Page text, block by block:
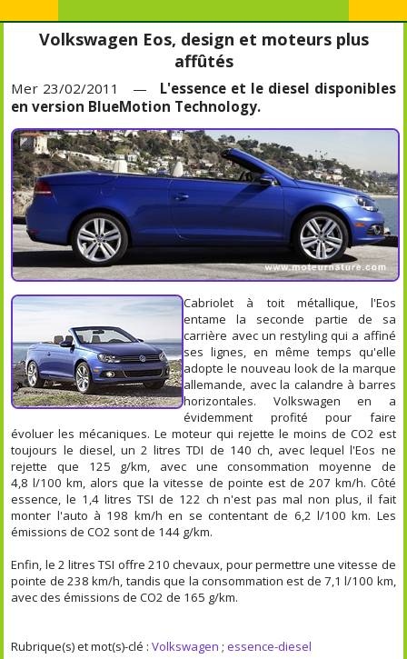
Volkswagen Eos, design et moteurs plus
affûtés
Mer 23/02/2011 — L'essence et le diesel disponibles
en version BlueMotion Technology.
Cabriolet à toit métallique, l'Eos
entame la seconde partie de sa
carrière avec un restyling qui a affiné
ses lignes, en même temps qu'elle
adopte le nouveau look de la marque
allemande, avec la calandre à barres
horizontales. Volkswagen en a
évidemment profité pour faire
évoluer les mécaniques. Le moteur qui rejette le moins de CO2 est
toujours le diesel, un 2 litres TDI de 140 ch, avec lequel l'Eos ne
rejette que 125 g/km, avec une consommation moyenne de
4,8 l/100 km, alors que la vitesse de pointe est de 207 km/h. Côté
essence, le 1,4 litres TSI de 122 ch n'est pas mal non plus, il fait
monter l'auto à 198 km/h en se contentant de 6,2 l/100 km. Les
émissions de CO2 sont de 144 g/km.
Enfin, le 2 litres TSI offre 210 chevaux, pour permettre une vitesse de
pointe de 238 km/h, tandis que la consommation est de 7,1 l/100 km,
avec des émissions de CO2 de 165 g/km.
Rubrique(s) et mot(s)-clé :Volkswagen ;essence-diesel